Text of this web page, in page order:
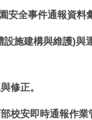
安全事件通報資料
施建構與維護)與
修正。
校安即時通報作